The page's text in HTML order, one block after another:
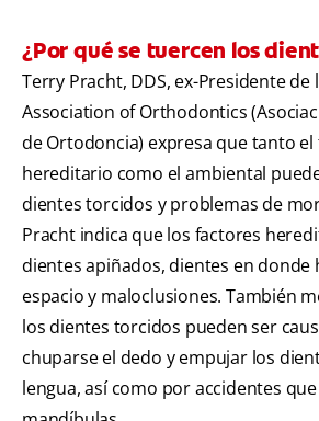
¿Por qué se tuercen los
Terry Pracht, DDS, ex-Presidente de
Association of Orthodontics
de Ortodoncia) expresa que tanto
hereditario como el ambiental
dientes torcidos y problemas de
Pracht indica que los factores
dientes apiñados, dientes en donde
espacio y maloclusiones. También
los dientes torcidos pueden ser
chuparse el dedo y empujar los
lengua, así como por accidentes